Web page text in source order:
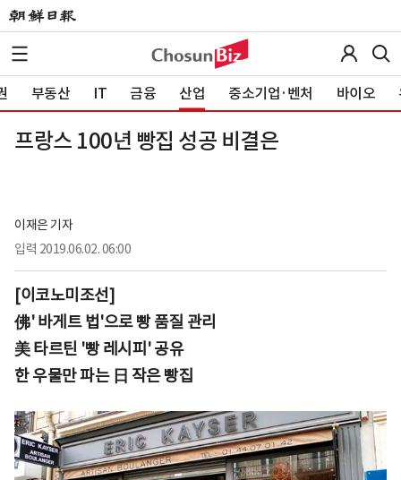
부동산 IT 금융 산업 중소기업·벤처 바이오
프랑스 100년 빵집 성공 비결은
이재은 기자
입력 2019.06.02. 06:00
[이코노미조선]
佛' 바게트 법'으로 빵 품질 관리
美 타르틴 '빵 레시피' 공유
한 우물만 파는 日 작은 빵집